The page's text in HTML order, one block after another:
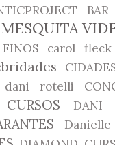
carol fleck
dani rotelli
CURSOS
DANI